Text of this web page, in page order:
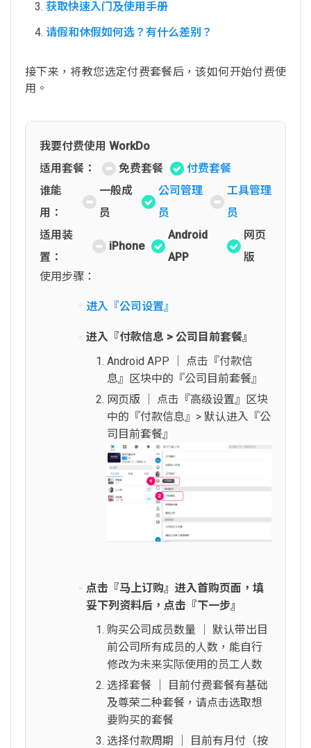
获取快速入门及使用手册
请假和休假如何选？有什么差别？
接下来，将教您选定付费套餐后，该如何开始付费使
用。
我要付费使用 WorkDo
适用套餐：
免费套餐
付费套餐
谁能
用：
一般成
员
公司管理
员
工具管理
员
适用装
置：
iPhone
Android
APP
网页
版
使用步骤：
进入『公司设置』
进入『付款信息 > 公司目前套餐』
Android APP │ 点击『付款信
息』区块中的『公司目前套餐』
网页版 │ 点击『高级设置』区块
中的『付款信息』> 默认进入『公
司目前套餐』
点击『马上订购』进入首购页面，填
妥下列资料后，点击『下一步』
购买公司成员数量 │ 默认带出目
前公司所有成员的人数，能自行
修改为未来实际使用的员工人数
选择套餐 │ 目前付费套餐有基础
及尊荣二种套餐，请点击选取想
要购买的套餐
选择付款周期 │ 目前有月付（按